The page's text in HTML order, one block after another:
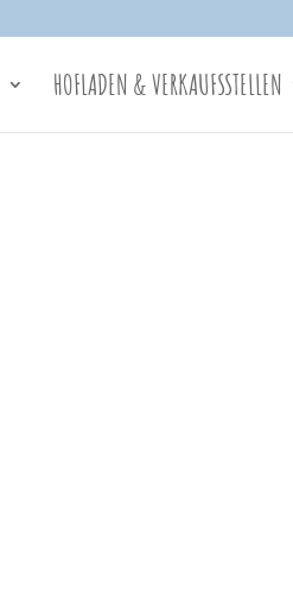
HOFLADEN & VERKAUFSSTELLEN